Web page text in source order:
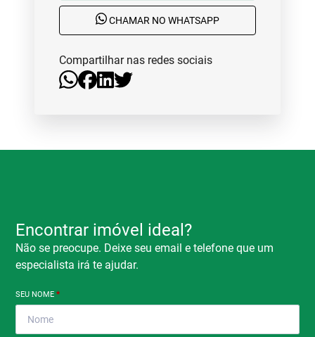
CHAMAR NO WHATSAPP
Compartilhar nas redes sociais
Encontrar imóvel ideal?
Não se preocupe. Deixe seu email e telefone que um
especialista irá te ajudar.
SEU NOME*